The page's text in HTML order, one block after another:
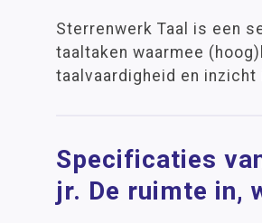
Sterrenwerk Taal is een
taaltaken waarmee
taalvaardigheid en
Specificaties
jr. De ruimte in,